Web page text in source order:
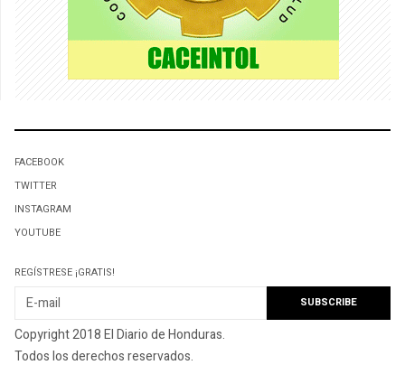
FACEBOOK
TWITTER
INSTAGRAM
YOUTUBE
REGÍSTRESE ¡GRATIS!
Copyright 2018 El Diario de Honduras.
Todos los derechos reservados.